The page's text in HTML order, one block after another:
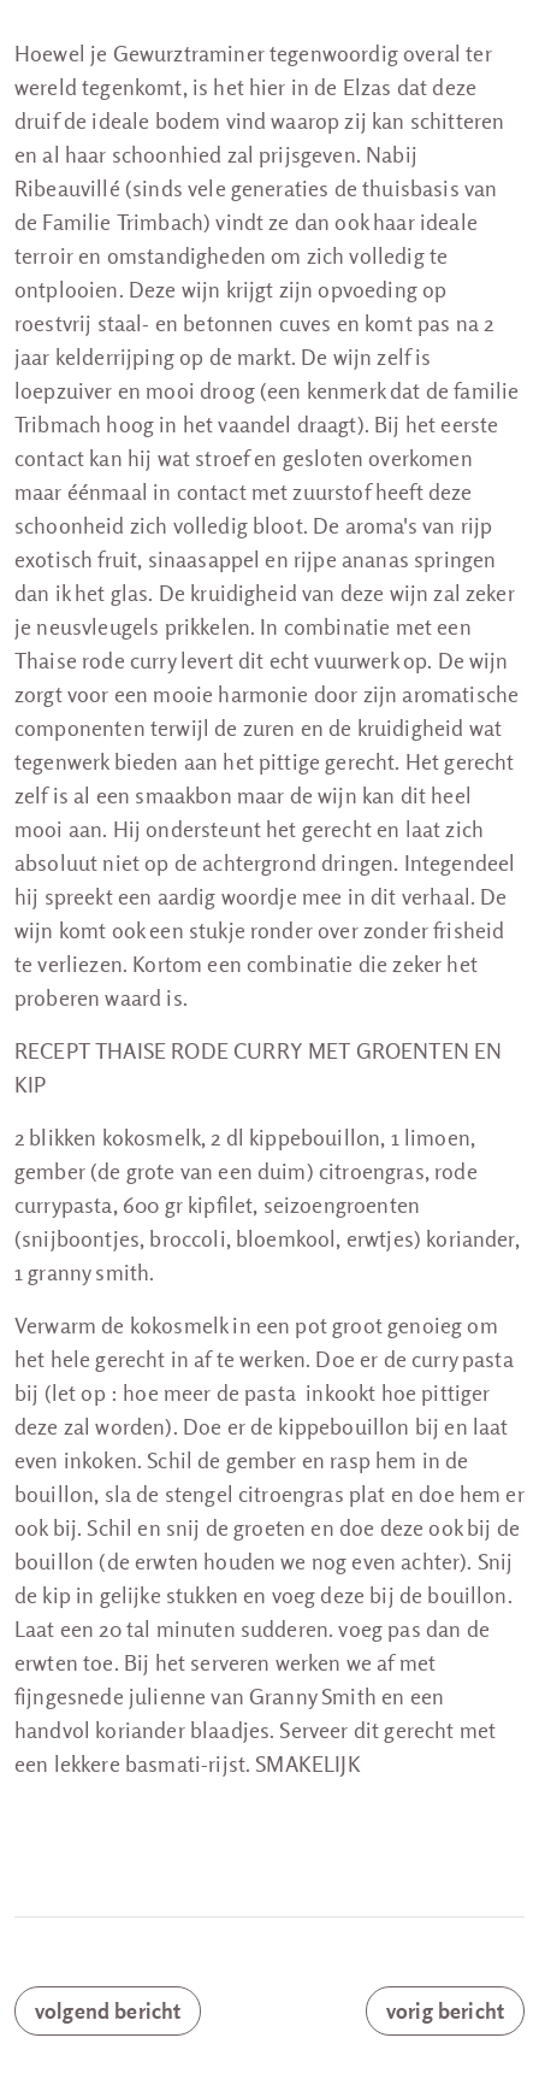
Hoewel je Gewurztraminer tegenwoordig overal ter
wereld tegenkomt, is het hier in de Elzas dat deze
druif de ideale bodem vind waarop zij kan schitteren
en al haar schoonhied zal prijsgeven. Nabij
Ribeauvillé (sinds vele generaties de thuisbasis van
de Familie Trimbach) vindt ze dan ook haar ideale
terroir en omstandigheden om zich volledig te
ontplooien. Deze wijn krijgt zijn opvoeding op
roestvrij staal- en betonnen cuves en komt pas na 2
jaar kelderrijping op de markt. De wijn zelf is
loepzuiver en mooi droog (een kenmerk dat de familie
Tribmach hoog in het vaandel draagt). Bij het eerste
contact kan hij wat stroef en gesloten overkomen
maar éénmaal in contact met zuurstof heeft deze
schoonheid zich volledig bloot. De aroma's van rijp
exotisch fruit, sinaasappel en rijpe ananas springen
dan ik het glas. De kruidigheid van deze wijn zal zeker
je neusvleugels prikkelen. In combinatie met een
Thaise rode curry levert dit echt vuurwerk op. De wijn
zorgt voor een mooie harmonie door zijn aromatische
componenten terwijl de zuren en de kruidigheid wat
tegenwerk bieden aan het pittige gerecht. Het gerecht
zelf is al een smaakbon maar de wijn kan dit heel
mooi aan. Hij ondersteunt het gerecht en laat zich
absoluut niet op de achtergrond dringen. Integendeel
hij spreekt een aardig woordje mee in dit verhaal. De
wijn komt ook een stukje ronder over zonder frisheid
te verliezen. Kortom een combinatie die zeker het
proberen waard is.
RECEPT THAISE RODE CURRY MET GROENTEN EN
KIP
2 blikken kokosmelk, 2 dl kippebouillon, 1 limoen,
gember (de grote van een duim) citroengras, rode
currypasta, 600 gr kipfilet, seizoengroenten
(snijboontjes, broccoli, bloemkool, erwtjes) koriander,
1 granny smith.
Verwarm de kokosmelk in een pot groot genoieg om
het hele gerecht in af te werken. Doe er de curry pasta
bij (let op : hoe meer de pasta inkookt hoe pittiger
deze zal worden). Doe er de kippebouillon bij en laat
even inkoken. Schil de gember en rasp hem in de
bouillon, sla de stengel citroengras plat en doe hem er
ook bij. Schil en snij de groeten en doe deze ook bij de
bouillon (de erwten houden we nog even achter). Snij
de kip in gelijke stukken en voeg deze bij de bouillon.
Laat een 20 tal minuten sudderen. voeg pas dan de
erwten toe. Bij het serveren werken we af met
fijngesnede julienne van Granny Smith en een
handvol koriander blaadjes. Serveer dit gerecht met
een lekkere basmati-rijst. SMAKELIJK
volgend bericht vorig bericht